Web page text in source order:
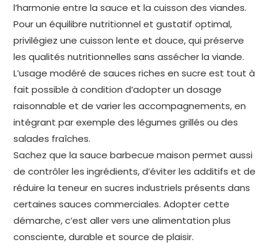
l’harmonie entre la sauce et la cuisson des viandes.
Pour un équilibre nutritionnel et gustatif optimal,
privilégiez une cuisson lente et douce, qui préserve
les qualités nutritionnelles sans assécher la viande.
L’usage modéré de sauces riches en sucre est tout à
fait possible à condition d’adopter un dosage
raisonnable et de varier les accompagnements, en
intégrant par exemple des légumes grillés ou des
salades fraîches.
Sachez que la sauce barbecue maison permet aussi
de contrôler les ingrédients, d’éviter les additifs et de
réduire la teneur en sucres industriels présents dans
certaines sauces commerciales. Adopter cette
démarche, c’est aller vers une alimentation plus
consciente, durable et source de plaisir.